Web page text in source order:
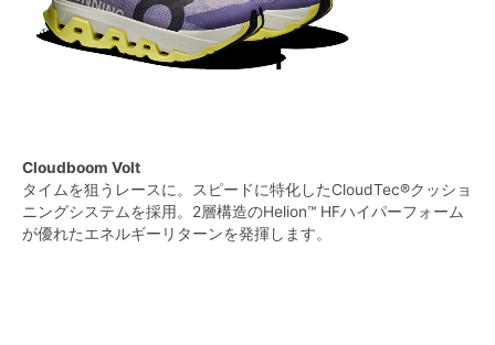
Cloudboom Volt
タイムを​​狙う​​レースに。​​スピードに​​特化した​​CloudTec®クッショ
ニングシステムを​​採用。​​2層構造の​​Helion™ HFハイパーフォーム
が​​優れた​​エネルギーリターンを​​発揮します。